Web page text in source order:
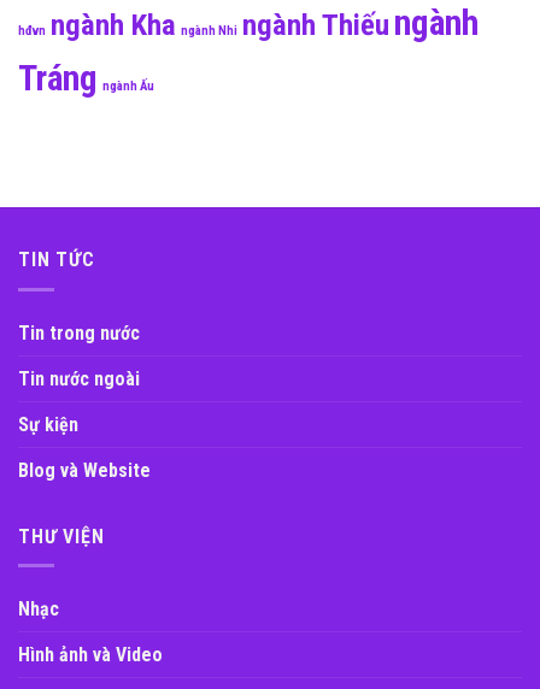
hđvn ngành Kha ngành Nhi ngành Thiếu ngành
Tráng ngành Ấu
TIN TỨC
Tin trong nước
Tin nước ngoài
Sự kiện
Blog và Website
THƯ VIỆN
Nhạc
Hình ảnh và Video